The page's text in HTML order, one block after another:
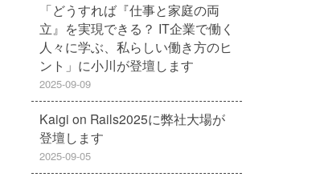
「どうすれば『仕事と家庭の両
立』を実現できる？ IT企業で働く
人々に学ぶ、私らしい働き方のヒ
ント」に小川が登壇します
2025-09-09
Kaigi on Rails2025に弊社大場が
登壇します
2025-09-05